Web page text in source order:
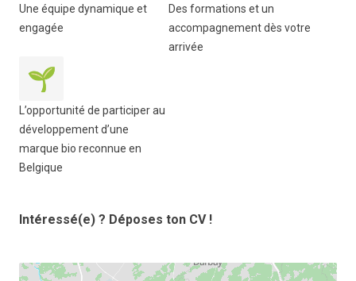
Une équipe dynamique et
engagée
Des formations et un
accompagnement dès votre
arrivée
🌱
L’opportunité de participer au
développement d’une
marque bio reconnue en
Belgique
Intéressé(e) ? Déposes ton CV !